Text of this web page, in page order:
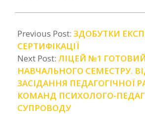
Previous Post: ЗДОБУТКИ
СЕРТИФІКАЦІЇ
Next Post: ЛІЦЕЙ №1
НАВЧАЛЬНОГО СЕМЕСТРУ.
ЗАСІДАННЯ ПЕДАГОГІЧНОЇ
КОМАНД ПСИХОЛОГО-
СУПРОВОДУ